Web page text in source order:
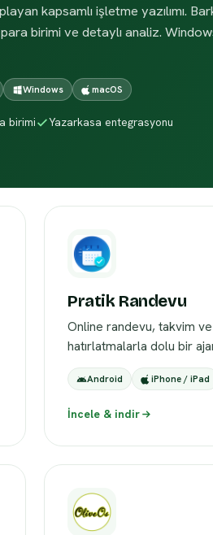
kapsamlı işletme yazılımı.
birimi ve detaylı analiz.
Windows macOS
birimi Yazarkasa entegrasyonu
Pratik Randevu
Online randevu, takvim
hatırlatmalarla dolu bir
Android iPhone / iPad
İncele & indir